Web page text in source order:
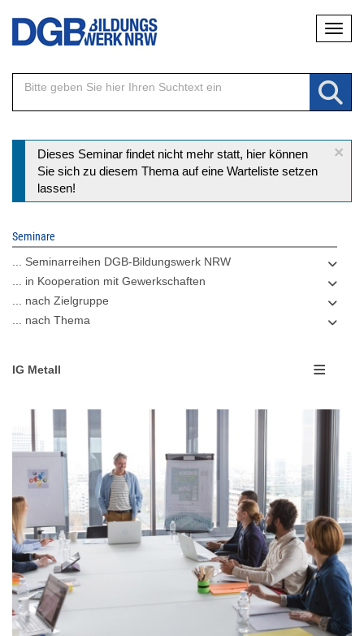
Direkt
Inhalt
×
Statusmeldung
Dieses Seminar findet nicht mehr statt, hier können
Sie sich zu diesem Thema auf eine Warteliste setzen
lassen!
Seminare
... Seminarreihen DGB-Bildungswerk NRW
... in Kooperation mit Gewerkschaften
... nach Zielgruppe
... nach Thema
IG Metall